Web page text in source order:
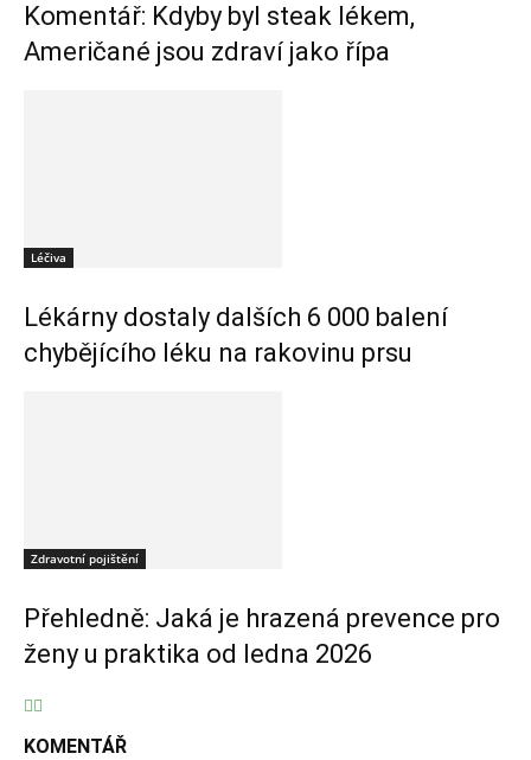
Komentář: Kdyby byl steak lékem,
Američané jsou zdraví jako řípa
Léčiva
Lékárny dostaly dalších 6 000 balení
chybějícího léku na rakovinu prsu
Zdravotní pojištění
Přehledně: Jaká je hrazená prevence pro
ženy u praktika od ledna 2026
KOMENTÁŘ